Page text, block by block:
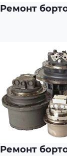
Ремонт
Ремонт